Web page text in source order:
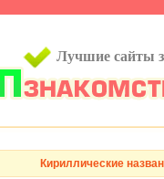
Лучшие сайты
Кириллические